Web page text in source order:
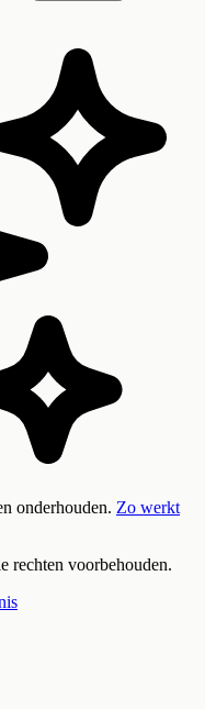
onderhouden. Zo werkt
rechten voorbehouden.